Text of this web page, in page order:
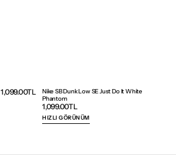
Normal
1,099.00TL
Nike SB Dunk Low SE Just Do It White
Phantom
Normal
fiyat
1,099.00TL
HIZLI GÖRÜNÜM